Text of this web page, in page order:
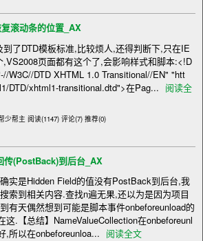
滚动条的位置_AX
了DTD模板标准,比较烦人,还得判断下,只在IE
页面都有这个了,会影响样式和脚本:<!D
W3C//DTD XHTML 1.0 Transitional//EN" "htt
DTD/xhtml1-transitional.dtd">在Pag... 阅读全
少帮主 阅读(1147) 评论(7) 推荐(0)
(PostBack)到后台_AX
实是Hidden Field的值没有PostBack到后台,我
索到相关内容.查找n遍无果,还以为是因为项目
有天偶然想到可能是脚本事件onbeforeunload的
这.【总结】NameValueCollection在onbeforeunl
,所以在onbeforeunloa... 阅读全文